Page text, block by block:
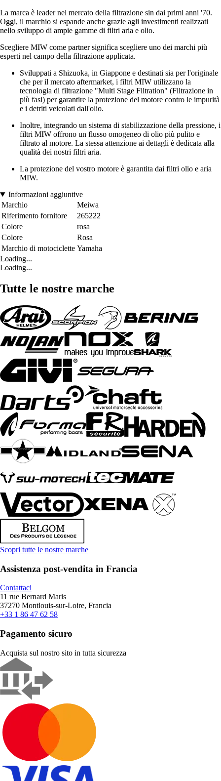
La marca è leader nel mercato della filtrazione sin dai primi anni '70.
Oggi, il marchio si espande anche grazie agli investimenti realizzati
nello sviluppo di ampie gamme di filtri aria e olio.
Scegliere MIW come partner significa scegliere uno dei marchi più
esperti nel campo della filtrazione applicata.
Sviluppati a Shizuoka, in Giappone e destinati sia per l'originale
che per il mercato aftermarket, i filtri MIW utilizzano la
tecnologia di filtrazione "Multi Stage Filtration" (Filtrazione in
più fasi) per garantire la protezione del motore contro le impurità
e i detriti veicolati dall'olio.
Inoltre, integrando un sistema di stabilizzazione della pressione, i
filtri MIW offrono un flusso omogeneo di olio più pulito e
filtrato al motore. La stessa attenzione ai dettagli è dedicata alla
qualità dei nostri filtri aria.
La protezione del vostro motore è garantita dai filtri olio e aria
MIW.
Informazioni aggiuntive
Marchio
Meiwa
Riferimento fornitore
265222
Colore
rosa
Colore
Rosa
Marchio di motociclette Yamaha
Loading...
Loading...
Tutte le nostre marche
Scopri tutte le nostre marche
Assistenza post-vendita in Francia
Contattaci
11 rue Bernard Maris
37270 Montlouis-sur-Loire, Francia
+33 1 86 47 62 58
Pagamento sicuro
Acquista sul nostro sito in tutta sicurezza